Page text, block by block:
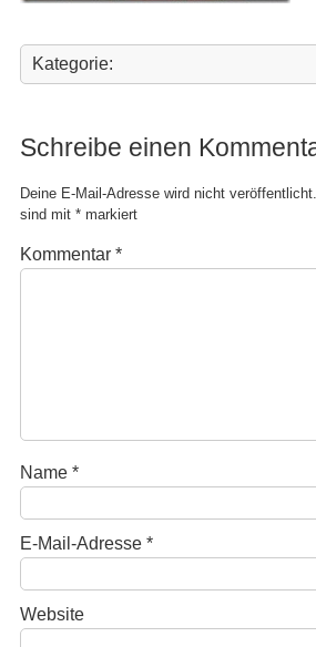
Kategorie:
Schreibe einen
Deine E-Mail-Adresse wird nicht veröffentlicht.
sind mit *markiert
Kommentar *
Name *
E-Mail-Adresse *
Website